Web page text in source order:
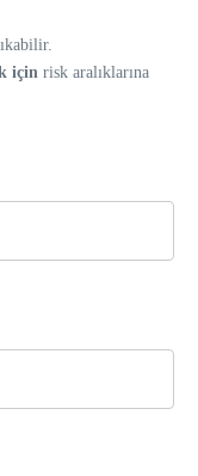
için risk aralıklarına